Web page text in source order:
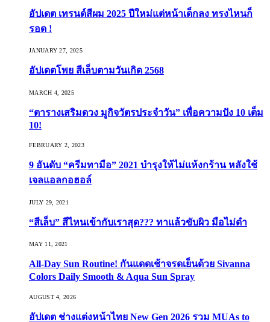
อัปเดต เทรนด์สีผม 2025 ปีใหม่แต่หน้าเด็กลง ทรงไหนก็
รอด !
JANUARY 27, 2025
อัปเดตโพย สีเล็บตามวันเกิด 2568
MARCH 4, 2025
“ตารางเสริมดวง มูกิจวัตรประจำวัน” เพื่อความปัง 10 เต็ม
10!
FEBRUARY 2, 2023
9 อันดับ “ครีมทามือ” 2021 บำรุงให้ไม่แห้งกร้าน หลังใช้
เจลแอลกอฮอล์
JULY 29, 2021
“สีเล็บ” สีไหนเข้ากับเราสุด??? ทาแล้วขับผิว มือไม่ดำ
MAY 11, 2021
All-Day Sun Routine! กันแดดเช้าจรดเย็นด้วย Sivanna
Colors Daily Smooth & Aqua Sun Spray
AUGUST 4, 2026
อัปเดต ช่างแต่งหน้าไทย New Gen 2026 รวม MUAs to